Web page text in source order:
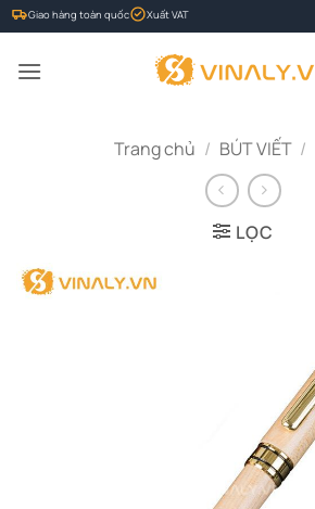
Bỏ
qua
nội
Giao hàng toàn quốc Xuất VAT
Trang chủ / BÚT VIẾT /
LỌC